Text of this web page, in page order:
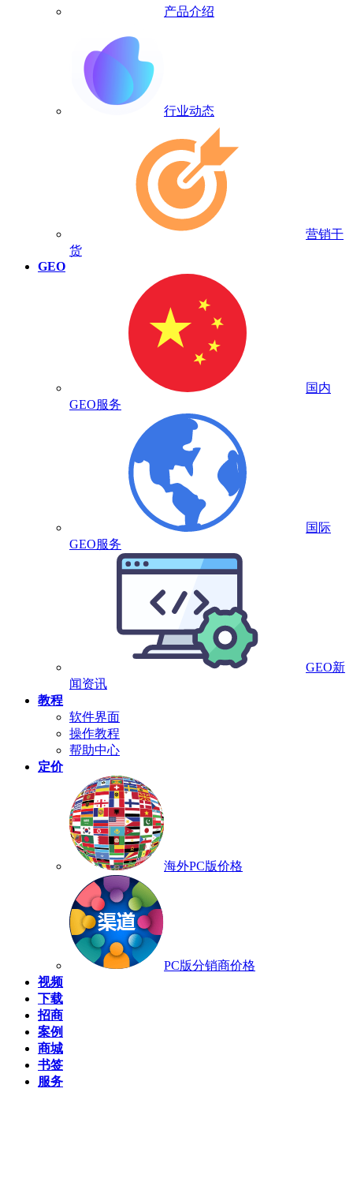
产品介绍
行业动态
营销干
货
GEO
国内
GEO服务
国际
GEO服务
GEO新
闻资讯
教程
软件界面
操作教程
帮助中心
定价
海外PC版价格
PC版分销商价格
视频
下载
招商
案例
商城
书签
服务